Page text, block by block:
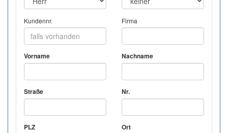
Kundennr. Firma
Vorname Nachname
Straße Nr.
PLZ Ort